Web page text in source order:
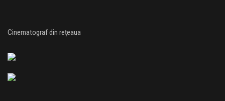
Cinematograf din rețeaua